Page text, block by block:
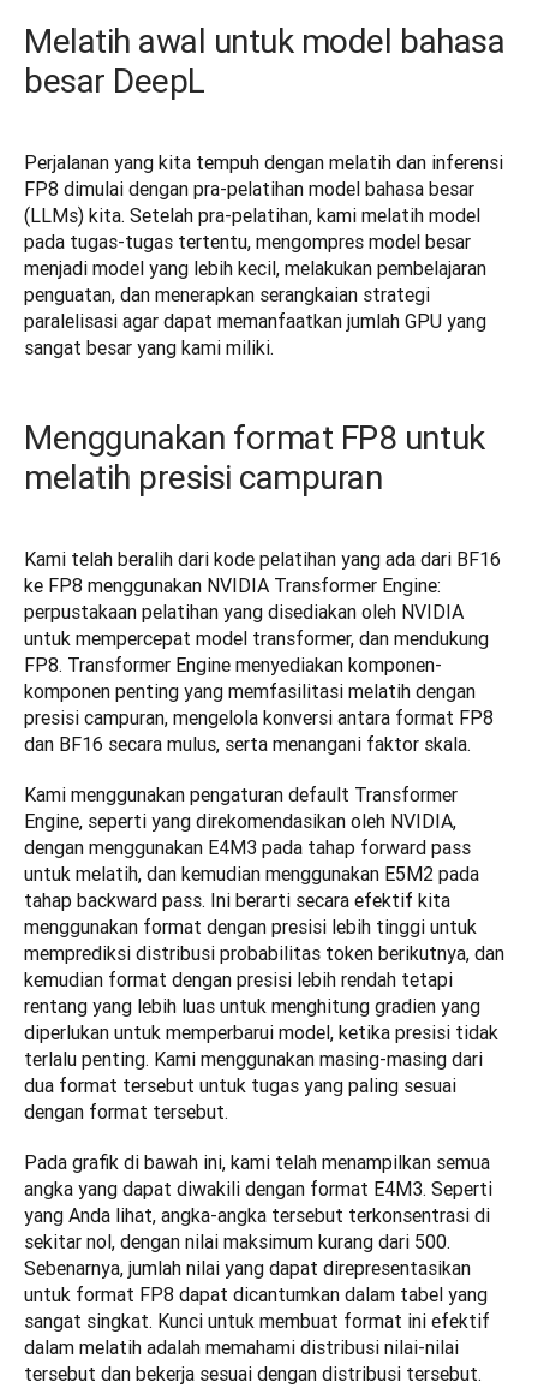
Melatih awal untuk model bahasa
besar DeepL
Perjalanan yang kita tempuh dengan melatih dan inferensi
FP8 dimulai dengan pra-pelatihan model bahasa besar
(LLMs) kita. Setelah pra-pelatihan, kami melatih model
pada tugas-tugas tertentu, mengompres model besar
menjadi model yang lebih kecil, melakukan pembelajaran
penguatan, dan menerapkan serangkaian strategi
paralelisasi agar dapat memanfaatkan jumlah GPU yang
sangat besar yang kami miliki.
Menggunakan format FP8 untuk
melatih presisi campuran
Kami telah beralih dari kode pelatihan yang ada dari BF16
ke FP8 menggunakan NVIDIA Transformer Engine:
perpustakaan pelatihan yang disediakan oleh NVIDIA
untuk mempercepat model transformer, dan mendukung
FP8. Transformer Engine menyediakan komponen-
komponen penting yang memfasilitasi melatih dengan
presisi campuran, mengelola konversi antara format FP8
dan BF16 secara mulus, serta menangani faktor skala.
Kami menggunakan pengaturan default Transformer
Engine, seperti yang direkomendasikan oleh NVIDIA,
dengan menggunakan E4M3 pada tahap forward pass
untuk melatih, dan kemudian menggunakan E5M2 pada
tahap backward pass. Ini berarti secara efektif kita
menggunakan format dengan presisi lebih tinggi untuk
memprediksi distribusi probabilitas token berikutnya, dan
kemudian format dengan presisi lebih rendah tetapi
rentang yang lebih luas untuk menghitung gradien yang
diperlukan untuk memperbarui model, ketika presisi tidak
terlalu penting. Kami menggunakan masing-masing dari
dua format tersebut untuk tugas yang paling sesuai
dengan format tersebut.
Pada grafik di bawah ini, kami telah menampilkan semua
angka yang dapat diwakili dengan format E4M3. Seperti
yang Anda lihat, angka-angka tersebut terkonsentrasi di
sekitar nol, dengan nilai maksimum kurang dari 500.
Sebenarnya, jumlah nilai yang dapat direpresentasikan
untuk format FP8 dapat dicantumkan dalam tabel yang
sangat singkat. Kunci untuk membuat format ini efektif
dalam melatih adalah memahami distribusi nilai-nilai
tersebut dan bekerja sesuai dengan distribusi tersebut.